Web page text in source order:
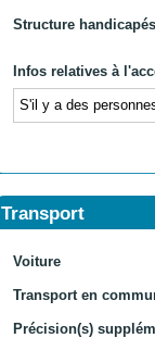
Structure handicapés
Infos relatives à
S'il y a des
Transport
Voiture
Transport en
Précision(s)